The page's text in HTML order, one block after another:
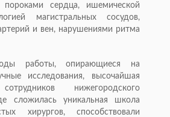
пороками сердца, ишемической
магистральных сосудов,
и вен, нарушениями ритма
работы, опирающиеся на
исследования, высочайшая
нижегородского
сложилась уникальная школа
хирургов, способствовали